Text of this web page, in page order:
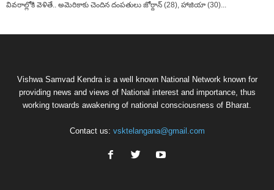
వివరాల్లోకి వెళితే.. అమెరికాకు చెందిన దంపతులు జోర్దాన్ (28), హాజియా (30)...
Vishwa Samvad Kendra is a well known National Network known for
providing news and views of National interest and importance, thus
working towards awakening of national consciousness of Bharat.
Contact us: vsktelangana@gmail.com